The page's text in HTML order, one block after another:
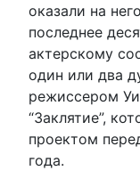
оказали на
последнее
актерскому
один или два
режиссером
“Заклятие”,
проектом
года.